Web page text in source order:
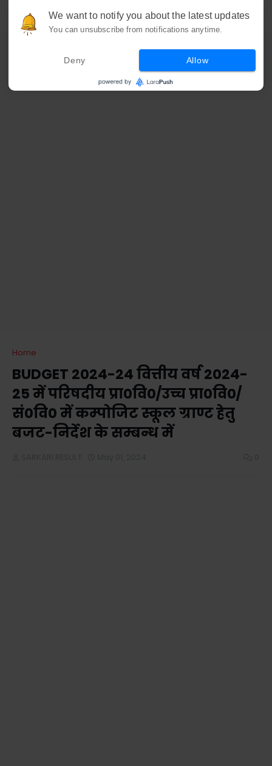
Home
BUDGET 2024-24 वित्तीय वर्ष 2024-
25 में परिषदीय प्रा0वि0/उच्च प्रा0वि0/
सं0वि0 में कम्पोजिट स्कूल ग्राण्ट हेतु
बजट-निर्देश के सम्बन्ध में
We want to notify you about the latest updates
You can unsubscribe from notifications anytime.
Deny Allow